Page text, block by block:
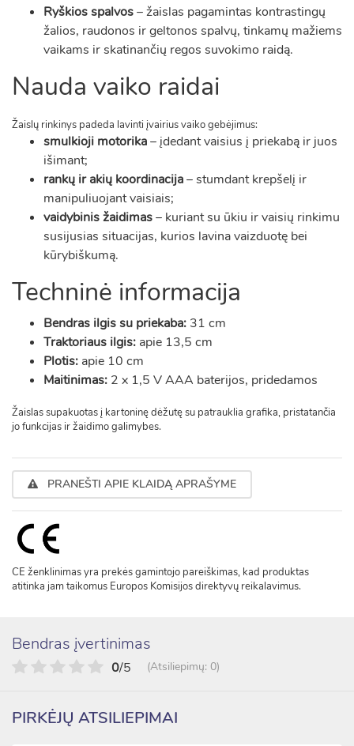
Ryškios spalvos– žaislas pagamintas kontrastingų
žalios, raudonos ir geltonos spalvų, tinkamų mažiems
vaikams ir skatinančių regos suvokimo raidą.
Nauda vaiko raidai
Žaislų rinkinys padeda lavinti įvairius vaiko gebėjimus:
smulkioji motorika– įdedant vaisius į priekabą ir juos
išimant;
rankų ir akių koordinacija– stumdant krepšelį ir
manipuliuojant vaisiais;
vaidybinis žaidimas– kuriant su ūkiu ir vaisių rinkimu
susijusias situacijas, kurios lavina vaizduotę bei
kūrybiškumą.
Techninė informacija
Bendras ilgis su priekaba: 31 cm
Traktoriaus ilgis: apie 13,5 cm
Plotis: apie 10 cm
Maitinimas: 2 x 1,5 V AAA baterijos, pridedamos
Žaislas supakuotas į kartoninę dėžutę su patrauklia grafika, pristatančia
jo funkcijas ir žaidimo galimybes.
PRANEŠTI APIE KLAIDĄ APRAŠYME
CE ženklinimas yra prekės gamintojo pareiškimas, kad produktas
atitinka jam taikomus Europos Komisijos direktyvų reikalavimus.
Bendras įvertinimas
0/5 (Atsiliepimų: 0)
PIRKĖJŲ ATSILIEPIMAI